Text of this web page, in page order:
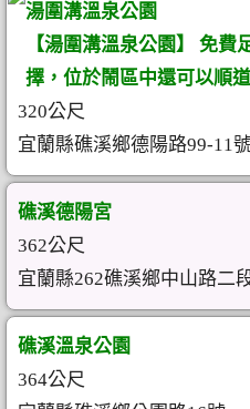
湯圍溝溫泉公園
【湯圍溝溫泉公園】 免
擇，位於鬧區中還可以順
320公尺
宜蘭縣礁溪鄉德陽路99-11
礁溪德陽宮
362公尺
宜蘭縣262礁溪鄉中山路二
礁溪溫泉公園
364公尺